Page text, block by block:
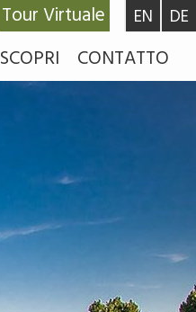
Tour Virtuale DE
EN
SCOPRI CONTATTO